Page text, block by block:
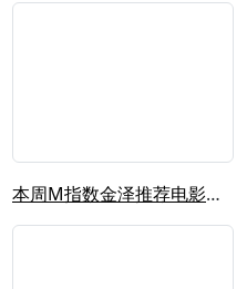
本周M指数金泽推荐电影《孤独的美食家...